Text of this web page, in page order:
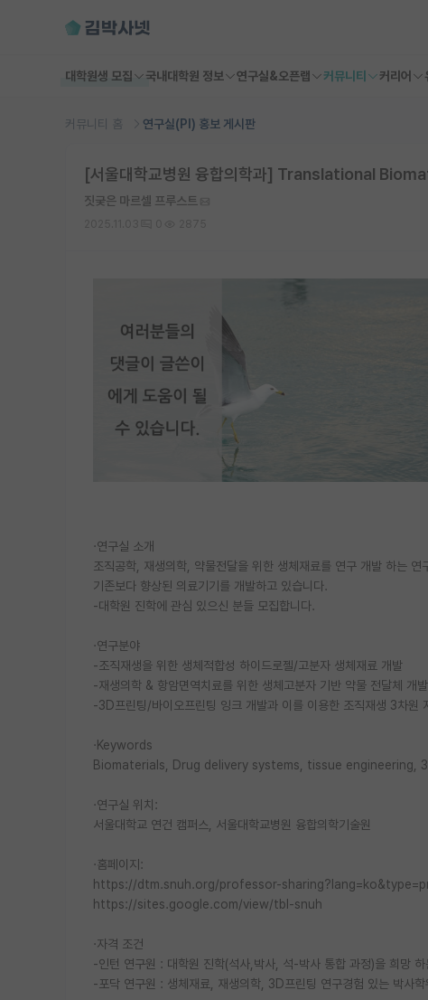
대학원생 모집 국내대학원 정보 연구실&오픈랩 커뮤니티 커리어
커뮤니티 홈 연구실(PI) 홍보 게시판
[서울대학교병원 융합의학과] Translational
짓궂은 마르셀 프루스트
·연구실 소개
조직공학, 재생의학, 약물전달을 위한 생체재료를 연구 개발 하는
기존보다 향상된 의료기기를 개발하고 있습니다.
-대학원 진학에 관심 있으신 분들 모집합니다.
·연구분야
-조직재생을 위한 생체적합성 하이드로젤/고분자 생체재료 개발
-재생의학 & 항암면역치료를 위한 생체고분자 기반 약물 전달체 개발
-3D프린팅/바이오프린팅 잉크 개발과 이를 이용한 조직재생 3차원
·Keywords
Biomaterials, Drug delivery systems, tissue engineering,
·연구실 위치:
서울대학교 연건 캠퍼스, 서울대학교병원 융합의학기술원
·홈페이지:
https://dtm.snuh.org/professor-
https://sites.google.com/view/tbl-snuh
·자격 조건
-인턴 연구원 : 대학원 진학(석사,박사, 석-박사 통합 과정)을 희망
-포닥 연구원 : 생체재료, 재생의학, 3D프린팅 연구경험 있는 박사학